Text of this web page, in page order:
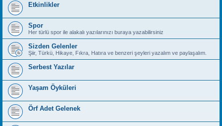
Etkinlikler
Spor
Her türlü spor ile alakalı yazılarınızı buraya yazabilirsiniz
Sizden Gelenler
Şiir, Türkü, Hikaye, Fıkra, Hatıra ve benzeri şeyleri yazalım ve paylaşalım.
Serbest Yazılar
Yaşam Öyküleri
Örf Adet Gelenek